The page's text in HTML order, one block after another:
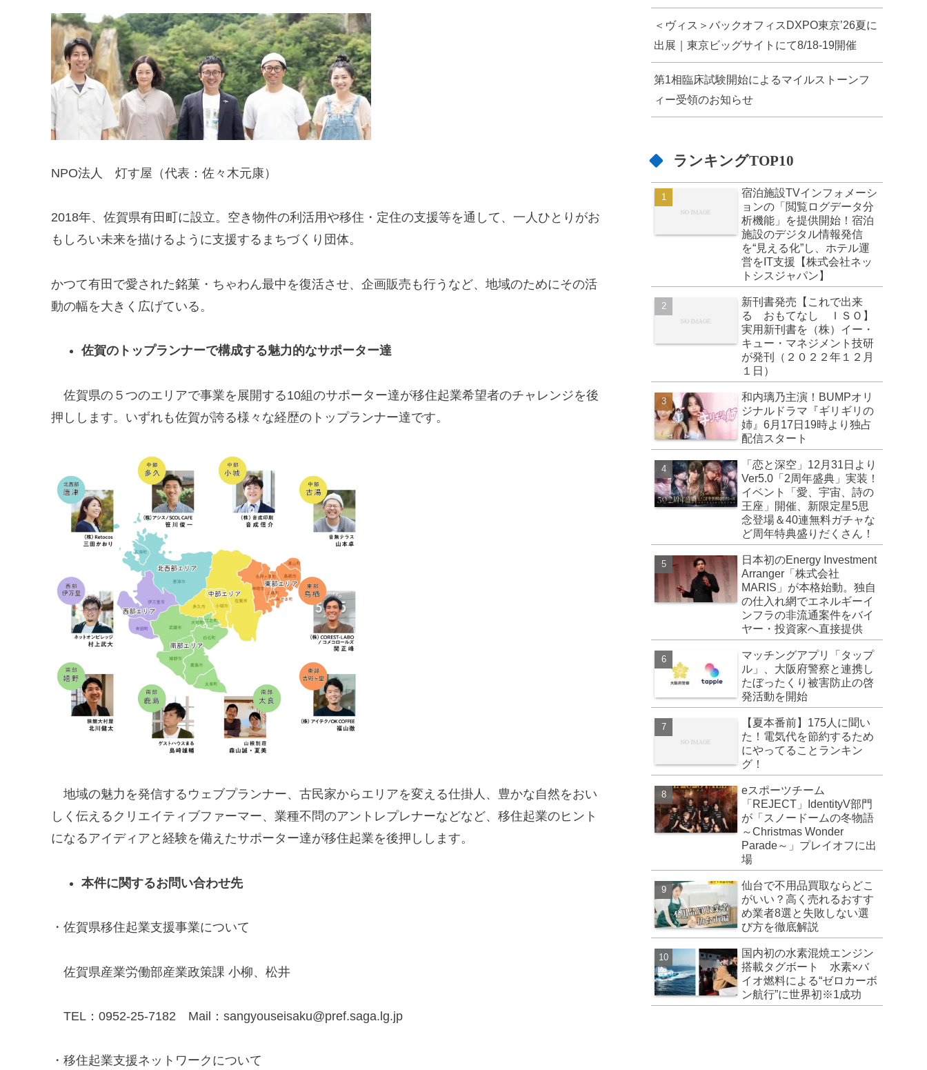
NPO法人 灯す屋（代表：佐々木元康）
2018年、佐賀県有田町に設立。空き物件の利活用や移住・定住の支援等を通して、一人ひとりがお
もしろい未来を描けるように支援するまちづくり団体。
かつて有田で愛された銘菓・ちゃわん最中を復活させ、企画販売も行うなど、地域のためにその活
動の幅を大きく広げている。
佐賀のトップランナーで構成する魅力的なサポーター達
佐賀県の５つのエリアで事業を展開する10組のサポーター達が移住起業希望者のチャレンジを後
押しします。いずれも佐賀が誇る様々な経歴のトップランナー達です。
地域の魅力を発信するウェブプランナー、古民家からエリアを変える仕掛人、豊かな自然をおい
しく伝えるクリエイティブファーマー、業種不問のアントレプレナーなどなど、移住起業のヒント
になるアイディアと経験を備えたサポーター達が移住起業を後押しします。
本件に関するお問い合わせ先
・佐賀県移住起業支援事業について
佐賀県産業労働部産業政策課 小柳、松井
TEL：0952-25-7182 Mail：sangyouseisaku@pref.saga.lg.jp
・移住起業支援ネットワークについて
＜ヴィス＞バックオフィスDXPO東京’26夏に
出展｜東京ビッグサイトにて8/18-19開催
第1相臨床試験開始によるマイルストーンフ
ィー受領のお知らせ
ランキングTOP10
宿泊施設TVインフォメーシ
ョンの「閲覧ログデータ分
析機能」を提供開始！宿泊
施設のデジタル情報発信
を“見える化”し、ホテル運
営をIT支援【株式会社ネッ
トシスジャパン】
新刊書発売【これで出来
る おもてなし ＩＳＯ】
実用新刊書を（株）イー・
キュー・マネジメント技研
が発刊（２０２２年１２月
１日）
和内璃乃主演！BUMPオリ
ジナルドラマ『ギリギリの
姉』6月17日19時より独占
配信スタート
「恋と深空」12月31日より
Ver5.0「2周年盛典」実装！
イベント「愛、宇宙、詩の
王座」開催、新限定星5思
念登場＆40連無料ガチャな
ど周年特典盛りだくさん！
日本初のEnergy Investment
Arranger「株式会社
MARIS」が本格始動。独自
の仕入れ網でエネルギーイ
ンフラの非流通案件をバイ
ヤー・投資家へ直接提供
マッチングアプリ「タップ
ル」、大阪府警察と連携し
たぼったくり被害防止の啓
発活動を開始
【夏本番前】175人に聞い
た！電気代を節約するため
にやってることランキン
グ！
eスポーツチーム
「REJECT」IdentityV部門
が「スノードームの冬物語
～Christmas Wonder
Parade～」プレイオフに出
場
仙台で不用品買取ならどこ
がいい？高く売れるおすす
め業者8選と失敗しない選
び方を徹底解説
国内初の水素混焼エンジン
搭載タグボート 水素×バ
イオ燃料による“ゼロカーボ
ン航行”に世界初※1成功